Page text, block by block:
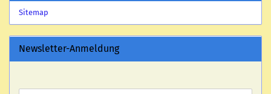
Sitemap
Newsletter-Anmeldung